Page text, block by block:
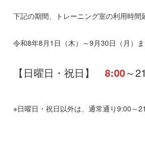
下記の期間、トレーニング室の利用時間
令和8年8月1日（木）～9月30日（月）
【日曜日・祝日】8:00～
※日曜日・祝日以外は、通常通り9:00～